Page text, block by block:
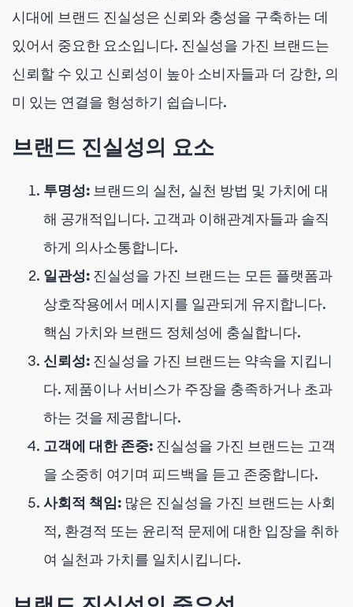
시대에 브랜드 진실성은 신뢰와 충성을 구축하는 데
있어서 중요한 요소입니다. 진실성을 가진 브랜드는
신뢰할 수 있고 신뢰성이 높아 소비자들과 더 강한, 의
미 있는 연결을 형성하기 쉽습니다.
브랜드 진실성의 요소
투명성: 브랜드의 실천, 실천 방법 및 가치에 대
해 공개적입니다. 고객과 이해관계자들과 솔직
하게 의사소통합니다.
일관성: 진실성을 가진 브랜드는 모든 플랫폼과
상호작용에서 메시지를 일관되게 유지합니다.
핵심 가치와 브랜드 정체성에 충실합니다.
신뢰성: 진실성을 가진 브랜드는 약속을 지킵니
다. 제품이나 서비스가 주장을 충족하거나 초과
하는 것을 제공합니다.
고객에 대한 존중: 진실성을 가진 브랜드는 고객
을 소중히 여기며 피드백을 듣고 존중합니다.
사회적 책임: 많은 진실성을 가진 브랜드는 사회
적, 환경적 또는 윤리적 문제에 대한 입장을 취하
여 실천과 가치를 일치시킵니다.